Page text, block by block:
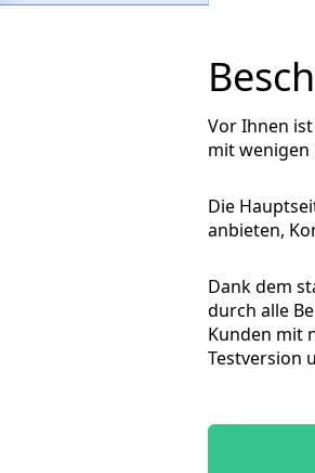
Vor Ihnen
mit wenigen
Die
anbieten,
Dank dem
durch alle
Kunden mit
Testversion